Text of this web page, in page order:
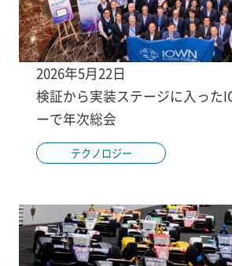
2026年5月22日
検証から実装ステージに入った
ーで年次総会
テクノロジー